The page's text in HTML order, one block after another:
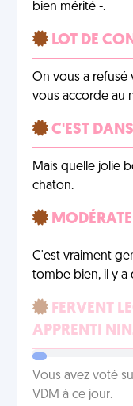
bien mérité -.
LOT DE
On vous a refusé
vous accorde au
C'EST
Mais quelle jolie
chaton.
C'est vraiment
tombe bien, il y a
FERVENT
APPRENTI
Vous avez voté
VDM à ce jour.